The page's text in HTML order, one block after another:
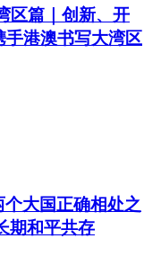
区篇｜创新、开
港澳书写大湾区
大国正确相处之
期和平共存